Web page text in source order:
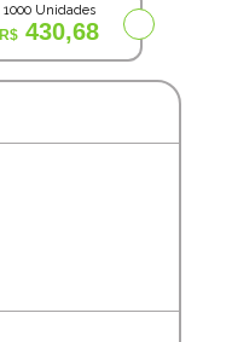
1000 Unidades
430,68